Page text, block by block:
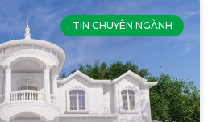
TIN CHUYÊN NGÀNH